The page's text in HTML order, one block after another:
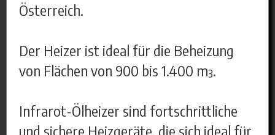
Österreich.
Der Heizer ist ideal für die Beheizung
von Flächen von 900 bis 1.400 m³.
Infrarot-Ölheizer sind fortschrittliche
und sichere Heizgeräte, die sich ideal für